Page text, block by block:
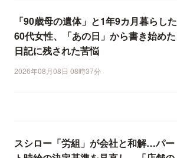
「90歳母の遺体」と1年9カ月暮らした
60代女性、「あの日」から書き始めた
日記に残された苦悩
2026年08月08日 08時37分
スシロー「労組」が会社と和解…パー